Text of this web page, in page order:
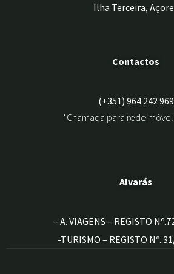
Ilha Terceira,
Contactos
(+351) 964 242 969
*Chamada para rede
Alvarás
– A. VIAGENS – REGISTO
-TURISMO – REGISTO Nº.